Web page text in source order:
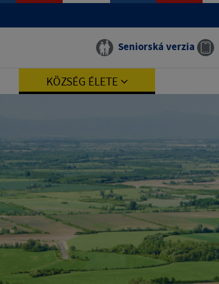
Seniorská verzia
KÖZSÉG ÉLETE